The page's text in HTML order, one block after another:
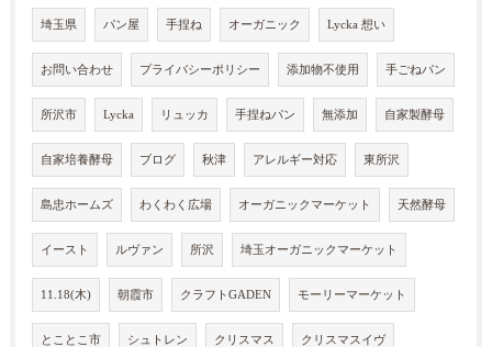
埼玉県 パン屋 手捏ね オーガニック Lycka 想い
お問い合わせ プライバシーポリシー 添加物不使用 手ごねパン
所沢市 Lycka リュッカ 手捏ねパン 無添加 自家製酵母
自家培養酵母 ブログ 秋津 アレルギー対応 東所沢
島忠ホームズ わくわく広場 オーガニックマーケット 天然酵母
イースト ルヴァン 所沢 埼玉オーガニックマーケット
11.18(木) 朝霞市 クラフトGADEN モーリーマーケット
とことこ市 シュトレン クリスマス クリスマスイヴ